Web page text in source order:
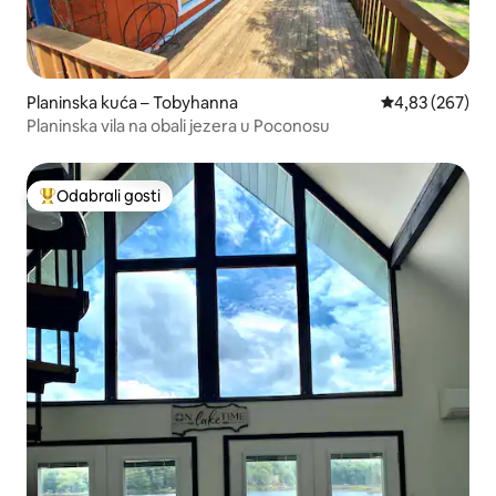
Planinska kuća – Tobyhanna Prosječna
4,83 (267)
Planinska vila na obali jezera u Poconosu
Među najviše rangiranima s oznakom „Odabrali gosti”
Odabrali gosti